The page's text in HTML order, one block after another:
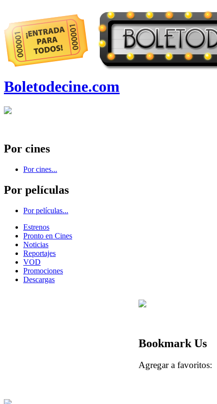
Boletodecine.com
Por cines
Por cines...
Por películas
Por películas...
Estrenos
Pronto en Cines
Noticias
Reportajes
VOD
Promociones
Descargas
Bookmark Us
Agregar a